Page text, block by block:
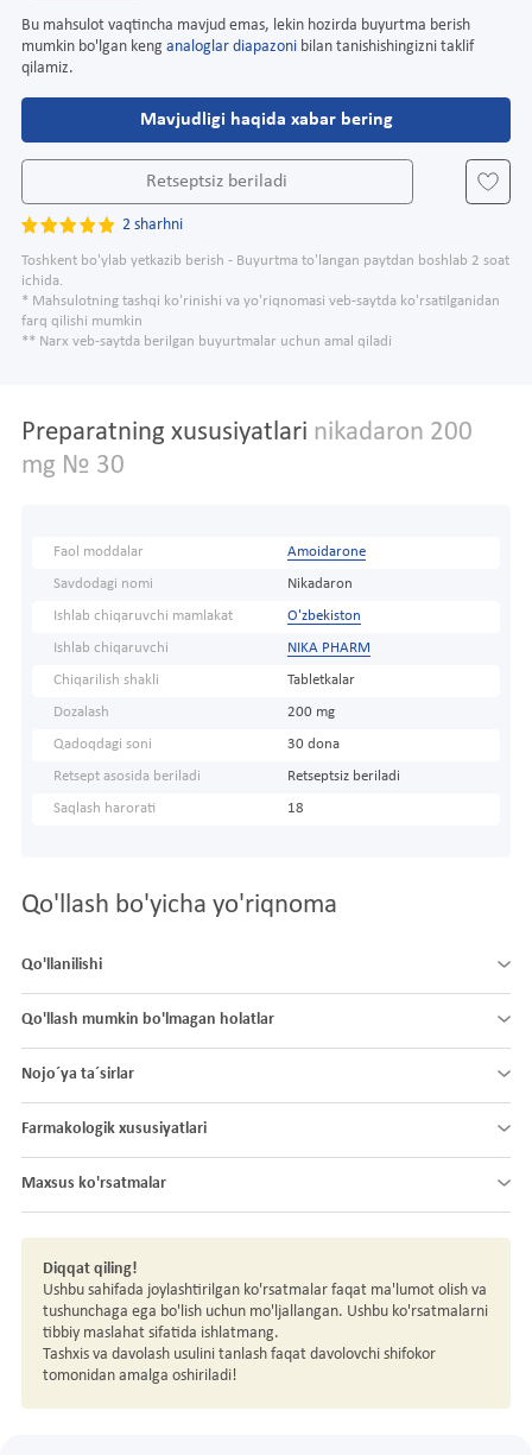
Bu mahsulot vaqtincha mavjud emas, lekin hozirda buyurtma berish
mumkin bo'lgan keng analoglar diapazoni bilan tanishishingizni taklif
qilamiz.
Mavjudligi haqida xabar bering
Retseptsiz beriladi
2 sharhni
Toshkent bo'ylab yetkazib berish - Buyurtma to'langan paytdan boshlab 2 soat
ichida.
* Mahsulotning tashqi ko'rinishi va yo'riqnomasi veb-saytda ko'rsatilganidan
farq qilishi mumkin
** Narx veb-saytda berilgan buyurtmalar uchun amal qiladi
Preparatning xususiyatlari nikadaron 200
mg № 30
Faol moddalar Amoidarone
Savdodagi nomi Nikadaron
Ishlab chiqaruvchi mamlakat O'zbekiston
Ishlab chiqaruvchi NIKA PHARM
Chiqarilish shakli Tabletkalar
Dozalash 200 mg
Qadoqdagi soni 30 dona
Retsept asosida beriladi Retseptsiz beriladi
Saqlash harorati 18
Qo'llash bo'yicha yo'riqnoma
Qo'llanilishi
Qo'llash mumkin bo'lmagan holatlar
Nojo´ya ta´sirlar
Farmakologik xususiyatlari
Maxsus ko'rsatmalar
Diqqat qiling!
Ushbu sahifada joylashtirilgan ko'rsatmalar faqat ma'lumot olish va
tushunchaga ega bo'lish uchun mo'ljallangan. Ushbu ko'rsatmalarni
tibbiy maslahat sifatida ishlatmang.
Tashxis va davolash usulini tanlash faqat davolovchi shifokor
tomonidan amalga oshiriladi!